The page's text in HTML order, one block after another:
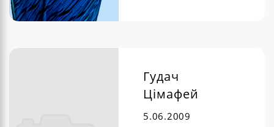
Гудач
Цімафей
5.06.2009